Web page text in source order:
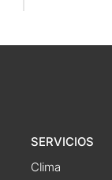
SERVICIOS
Clima